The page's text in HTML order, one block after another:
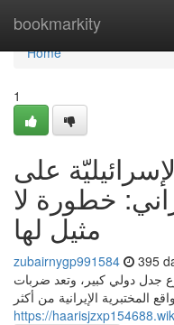
bookmarkity
Home
Home
1
على
خطورة لا
مثيل لها
zubairnygp991584 395
جدل دولي كبير، وتعد ضربات
المختبرية الإيرانية من أكثر
https://